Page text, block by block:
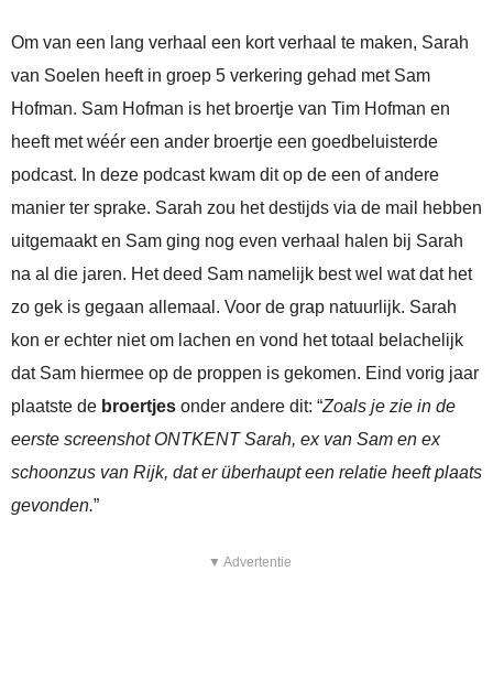
Om van een lang verhaal een kort verhaal te maken, Sarah
van Soelen heeft in groep 5 verkering gehad met Sam
Hofman. Sam Hofman is het broertje van Tim Hofman en
heeft met wéér een ander broertje een goedbeluisterde
podcast. In deze podcast kwam dit op de een of andere
manier ter sprake. Sarah zou het destijds via de mail hebben
uitgemaakt en Sam ging nog even verhaal halen bij Sarah
na al die jaren. Het deed Sam namelijk best wel wat dat het
zo gek is gegaan allemaal. Voor de grap natuurlijk. Sarah
kon er echter niet om lachen en vond het totaal belachelijk
dat Sam hiermee op de proppen is gekomen. Eind vorig jaar
plaatste de broertjes onder andere dit: “Zoals je zie in de
eerste screenshot ONTKENT Sarah, ex van Sam en ex
schoonzus van Rijk, dat er überhaupt een relatie heeft plaats
gevonden.”
▼ Advertentie